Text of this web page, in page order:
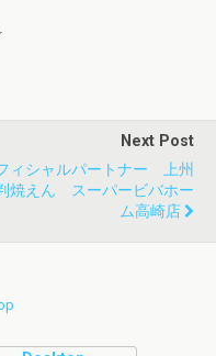
Next Post
ィシャルパートナー 上州
焼えん スーパービバホー
ム高崎店